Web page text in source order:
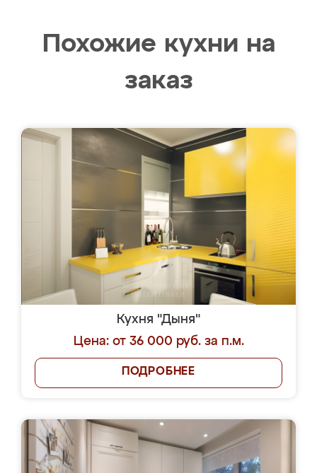
Похожие кухни на
заказ
Кухня "Дыня"
Цена: от 36 000 руб. за п.м.
ПОДРОБНЕЕ